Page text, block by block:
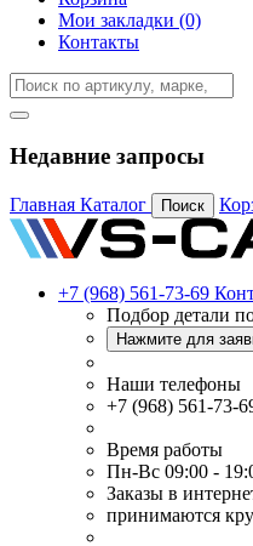
Мои закладки (0)
Контакты
Недавние запросы
Главная Каталог Поиск
+7 (968) 561-73-69
Подбор детали
Нажмите для
Наши телефоны
+7 (968) 561-73-
Время работы
Пн-Вс 09:00 -
Заказы в
принимаются